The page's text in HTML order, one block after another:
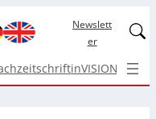
Newslett
er
inVISION Top